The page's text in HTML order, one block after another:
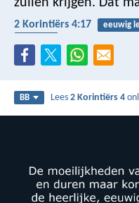
2 Korintiërs 4:17 eeuwig
BB Lees2 Korintiërs 4